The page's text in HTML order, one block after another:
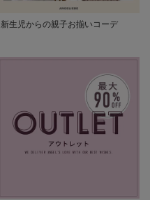
新生児からの親子お揃いコーデ